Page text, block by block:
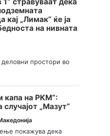
кај „Лимак“ ќе ја
на нивната
простори во
капа на РКМ“:
„Мазут“
покажува дека